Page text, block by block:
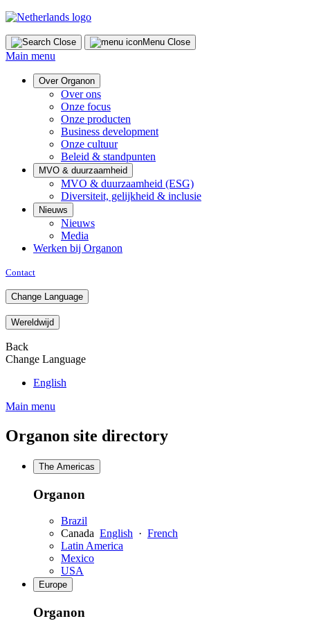
Skip
content
Close Menu Close
Main menu
Over Organon
Over ons
Onze focus
Onze producten
Business development
Onze cultuur
Beleid & standpunten
MVO & duurzaamheid
MVO & duurzaamheid (ESG)
Diversiteit, gelijkheid & inclusie
Nieuws
Nieuws
Media
Werken bij Organon
Contact
Change Language
Wereldwijd
Back
Change Language
English
Main menu
Organon site directory
The Americas
Organon
Brazil
Canada English · French
Latin America
Mexico
USA
Europe
Organon